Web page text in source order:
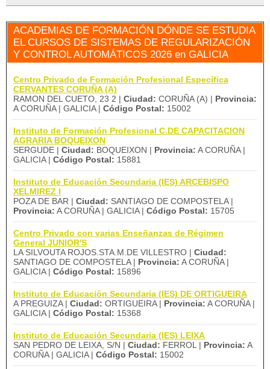
ACADEMIAS DE FORMACIÓN DÓNDE SE ESTUDIA
EL CURSOS DE SISTEMAS DE REGULARIZACIÓN
Y CONTROL AUTOMÁTICOS 2026 en GALICIA
Centro Privado de Formación Profesional Específica
CERVANTES CORUÑA (A)
RAMON DEL CUETO, 23 2 | Ciudad: CORUÑA (A) | Provincia:
A CORUÑA | GALICIA | Código Postal: 15002
Instituto de Formación Profesional C.DE CAPACITACION
AGRARIA BOQUEIXON
SERGUDE | Ciudad: BOQUEIXON | Provincia: A CORUÑA |
GALICIA | Código Postal: 15881
Instituto de Educación Secundaria (IES) ARCEBISPO
XELMIREZ I
POZA DE BAR | Ciudad: SANTIAGO DE COMPOSTELA |
Provincia: A CORUÑA | GALICIA | Código Postal: 15705
Centro Privado con varias Enseñanzas de Régimen
General JUNIOR'S
LA SILVOUTA ROJOS.STA.M.DE VILLESTRO | Ciudad:
SANTIAGO DE COMPOSTELA | Provincia: A CORUÑA |
GALICIA | Código Postal: 15896
Instituto de Educación Secundaria (IES) DE ORTIGUEIRA
A PREGUIZA | Ciudad: ORTIGUEIRA | Provincia: A CORUÑA |
GALICIA | Código Postal: 15368
Instituto de Educación Secundaria (IES) LEIXA
SAN PEDRO DE LEIXA, S/N | Ciudad: FERROL | Provincia: A
CORUÑA | GALICIA | Código Postal: 15002